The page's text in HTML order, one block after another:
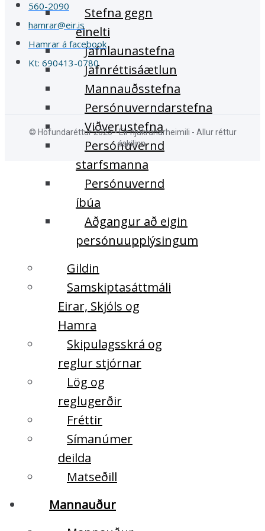
Stefna gegn
einelti
Jafnlaunastefna
Jafnréttisáætlun
Mannauðsstefna
Persónuverndarstefna
Viðverustefna
Persónuvernd
starfsmanna
Persónuvernd
íbúa
Aðgangur að eigin
persónuupplýsingum
Gildin
Samskiptasáttmáli
Eirar, Skjóls og
Hamra
Skipulagsskrá og
reglur stjórnar
Lög og
reglugerðir
Fréttir
Símanúmer
deilda
Matseðill
Mannauður
560-2090
hamrar@eir.is
Hamrar á facebook
Kt: 690413-0780
© Höfundaréttur 2025 - Eir hjúkrunarheimili - Allur réttur
áskilinn.